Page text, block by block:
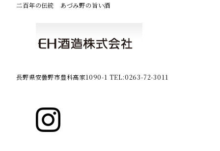
二百年の伝統 あづみ野の旨い酒
長野県安曇野市豊科高家1090-1 TEL:0263-72-3011